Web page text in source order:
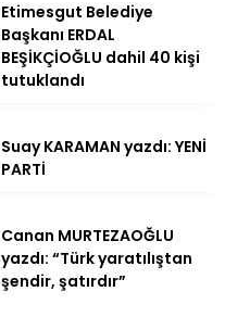
Etimesgut Belediye
Başkanı ERDAL
BEŞİKÇİOĞLU dahil 40 kişi
tutuklandı
Suay KARAMAN yazdı: YENİ
PARTİ
Canan MURTEZAOĞLU
yazdı: “Türk yaratılıştan
şendir, şatırdır”